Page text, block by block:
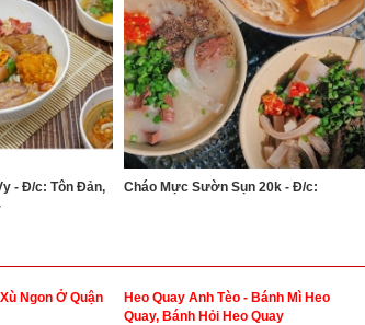
- Đ/c: Tôn Đản,
Cháo Mực Sườn Sụn 20k - Đ/c:
Ngon Ở Quận
Heo Quay Anh Tèo - Bánh Mì Heo
Quay, Bánh Hỏi Heo Quay